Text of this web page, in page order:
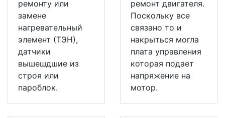
ремонту или
замене
нагревательный
элемент (ТЭН),
датчики
вышешдшие из
строя или
пароблок.
ремонт двигателя.
Поскольку все
связано то и
накрыться могла
плата управления
которая подает
напряжение на
мотор.